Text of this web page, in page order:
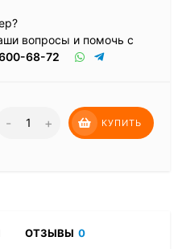
вопросы и помочь с
68-72
- + КУПИТЬ
ОТЗЫВЫ 0